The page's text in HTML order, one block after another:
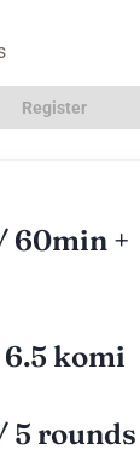
Register
60min +
6.5 komi
5 rounds